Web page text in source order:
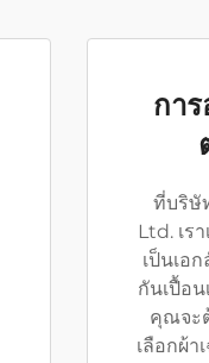
กา
ที่บริษั
Ltd. เร
เป็นเอ
กันเปื้อ
คุณจะ
เลือกผ้า